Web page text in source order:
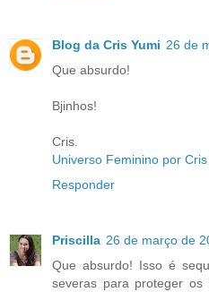
Blog da Cris Yumi 26 de
Que absurdo!
Bjinhos!
Cris.
Universo Feminino por
Responder
Priscilla 26 de março de
Que absurdo! Isso é
severas para proteger os